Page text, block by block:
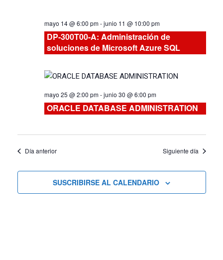
y
de
Cursos
mayo 14 @ 6:00 pm-junio 11 @ 10:00 pm
DP-300T00-A: Administración de
soluciones de Microsoft Azure SQL
mayo 25 @ 2:00 pm-junio 30 @ 6:00 pm
ORACLE DATABASE ADMINISTRATION
Día anterior Siguiente día
SUSCRIBIRSE AL CALENDARIO